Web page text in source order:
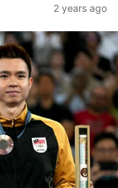
2 years ago